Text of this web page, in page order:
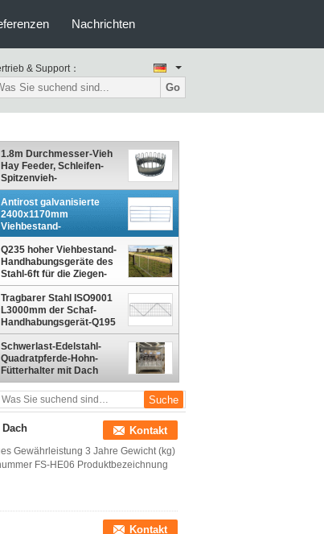
Nachrichten
& Support：
Go
1.8m Durchmesser-Vieh
Hay Feeder, Schleifen-
Spitzenvieh-
Verladesysteme
Antirost galvanisierte
2400x1170mm
Viehbestand-
Handhabungsgeräte
Q235 hoher Viehbestand-
Handhabungsgeräte des
Stahl-6ft für die Ziegen-
Fütterung
Tragbarer Stahl ISO9001
L3000mm der Schaf-
Handhabungsgerät-Q195
Schwerlast-Edelstahl-
Quadratpferde-Hohn-
Fütterhalter mit Dach
Kontakt
Gewährleistung 3 Jahre Gewicht (kg)
FS-HE06 Produktbezeichnung
Kontakt